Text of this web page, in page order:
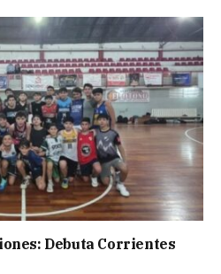
Debuta Corrientes